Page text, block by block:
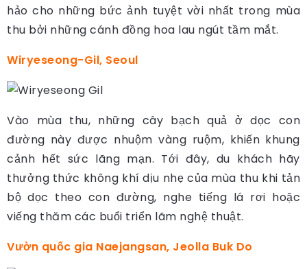
hảo cho những bức ảnh tuyệt vời nhất trong mùa
thu bởi những cánh đồng hoa lau ngút tầm mắt.
Wiryeseong-Gil, Seoul
Vào mùa thu, những cây bạch quả ở dọc con
đường này được nhuộm vàng ruộm, khiến khung
cảnh hết sức lãng mạn. Tới đây, du khách hãy
thưởng thức không khí dịu nhẹ của mùa thu khi tản
bộ dọc theo con đường, nghe tiếng lá rơi hoặc
viếng thăm các buổi triển lãm nghệ thuật.
Vườn quốc gia Naejangsan, Jeolla Buk Do